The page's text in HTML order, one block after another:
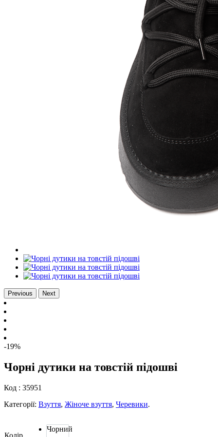
Previous Next
-19%
Чорні дутики на товстій підошві
Код : 35951
Категорії: Взуття, Жіноче взуття, Черевики.
Колір
Чорний